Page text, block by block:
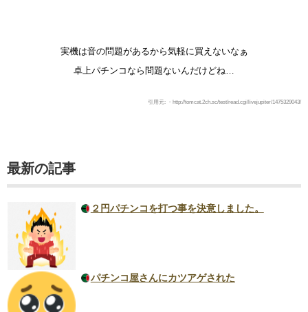
実機は音の問題があるから気軽に買えないなぁ
卓上パチンコなら問題ないんだけどね…
引用元: ・http://tomcat.2ch.sc/test/read.cgi/livejupiter/1475329043/
最新の記事
２円パチンコを打つ事を決意しました。
パチンコ屋さんにカツアゲされた